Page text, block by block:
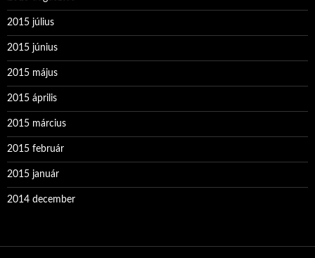
2015 július
2015 június
2015 május
2015 április
2015 március
2015 február
2015 január
2014 december